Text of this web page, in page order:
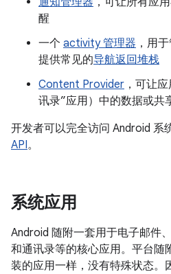
醒
一个 activity 管理器 ，用
提供常见的导航返回堆栈
Content Provider ，可让
讯录”应用）中的数据或共
开发者可以完全访问 Android 系
API。
系统应用
Android 随附一套用于电子邮件
和通讯录等的核心应用。平台随
装的应用一样，没有特殊状态。